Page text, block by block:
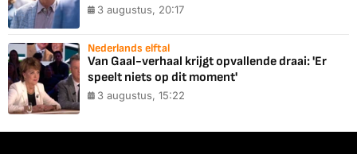
3 augustus, 20:17
Nederlands elftal
Van Gaal-verhaal krijgt opvallende draai: 'Er
speelt niets op dit moment'
3 augustus, 15:22